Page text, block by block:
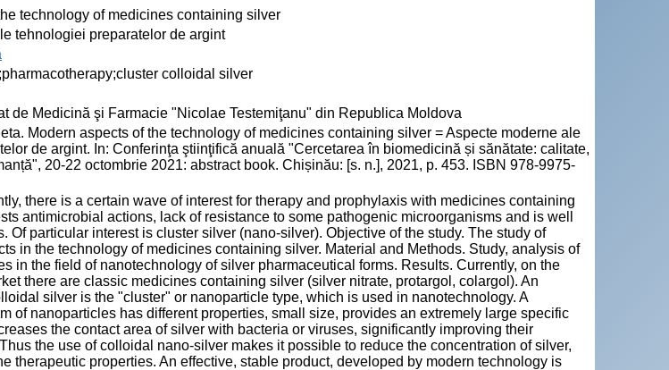
technology of medicines containing silver
tehnologiei preparatelor de argint
colloidal silver
de Medicină şi Farmacie "Nicolae Testemiţanu" din Republica Moldova
Modern aspects of the technology of medicines containing silver = Aspecte moderne ale
de argint. In: Conferinţa ştiinţifică anuală "Cercetarea în biomedicină și sănătate: calitate,
20-22 octombrie 2021: abstract book. Chișinău: [s. n.], 2021, p. 453. ISBN 978-9975-
there is a certain wave of interest for therapy and prophylaxis with medicines containing
antimicrobial actions, lack of resistance to some pathogenic microorganisms and is well
Of particular interest is cluster silver (nano-silver). Objective of the study. The study of
in the technology of medicines containing silver. Material and Methods. Study, analysis of
in the field of nanotechnology of silver pharmaceutical forms. Results. Currently, on the
there are classic medicines containing silver (silver nitrate, protargol, colargol). An
silver is the "cluster" or nanoparticle type, which is used in nanotechnology. A
of nanoparticles has different properties, small size, provides an extremely large specific
the contact area of silver with bacteria or viruses, significantly improving their
the use of colloidal nano-silver makes it possible to reduce the concentration of silver,
therapeutic properties. An effective, stable product, developed by modern technology is